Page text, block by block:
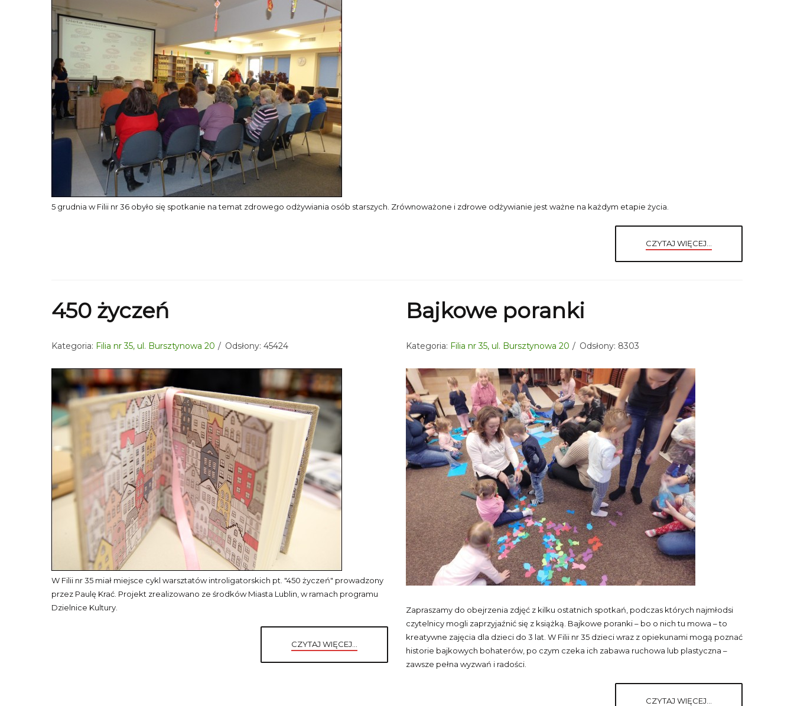
5 grudnia w Filii nr 36 obyło się spotkanie na temat zdrowego odżywiania osób starszych. Zrównoważone i zdrowe odżywianie jest ważne na każdym etapie życia.
CZYTAJ WIĘCEJ...
450 życzeń
Kategoria: Filia nr 35, ul. Bursztynowa 20 Odsłony: 45424
W Filii nr 35 miał miejsce cykl warsztatów introligatorskich pt. "450 życzeń" prowadzony
przez Paulę Krać. Projekt zrealizowano ze środków Miasta Lublin, w ramach programu
Dzielnice Kultury.
CZYTAJ WIĘCEJ...
Bajkowe poranki
Kategoria: Filia nr 35, ul. Bursztynowa 20 Odsłony: 8303
Zapraszamy do obejrzenia zdjęć z kilku ostatnich spotkań, podczas których najmłodsi
czytelnicy mogli zaprzyjaźnić się z książką. Bajkowe poranki – bo o nich tu mowa – to
kreatywne zajęcia dla dzieci do 3 lat. W Filii nr 35 dzieci wraz z opiekunami mogą poznać
historie bajkowych bohaterów, po czym czeka ich zabawa ruchowa lub plastyczna –
zawsze pełna wyzwań i radości.
CZYTAJ WIĘCEJ...